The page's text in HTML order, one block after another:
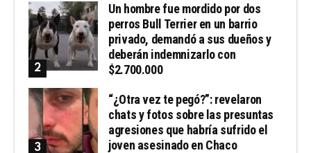
Un hombre fue mordido por dos
perros Bull Terrier en un barrio
privado, demandó a sus dueños y
deberán indemnizarlo con
$2.700.000
“¿Otra vez te pegó?”: revelaron
chats y fotos sobre las presuntas
agresiones que habría sufrido el
joven asesinado en Chaco